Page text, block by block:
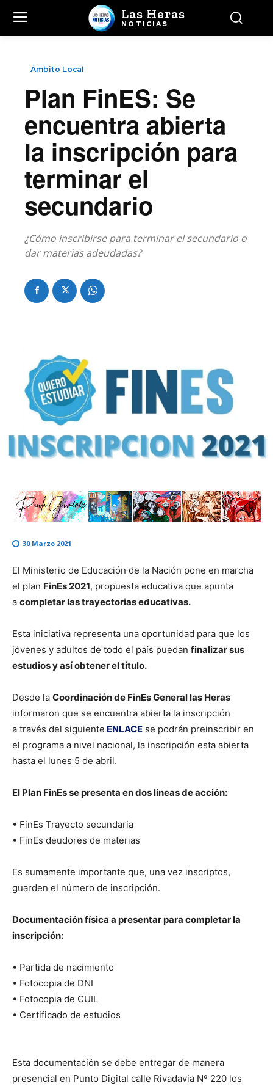
Las Heras
NOTICIAS
Ámbito Local
Plan FinES: Se
encuentra abierta
la inscripción para
terminar el
secundario
¿Cómo inscribirse para terminar el secundario o
dar materias adeudadas?
30 Marzo 2021
El Ministerio de Educación de la Nación pone en marcha
el plan FinEs 2021, propuesta educativa que apunta
a completar las trayectorias educativas.
Esta iniciativa representa una oportunidad para que los
jóvenes y adultos de todo el país puedan finalizar sus
estudios y así obtener el título.
Desde la Coordinación de FinEs General las Heras
informaron que se encuentra abierta la inscripción
a través del siguiente ENLACE se podrán preinscribir en
el programa a nivel nacional, la inscripción esta abierta
hasta el lunes 5 de abril.
El Plan FinEs se presenta en dos líneas de acción:
• FinEs Trayecto secundaria
• FinEs deudores de materias
Es sumamente importante que, una vez inscriptos,
guarden el número de inscripción.
Documentación física a presentar para completar la
inscripción:
• Partida de nacimiento
• Fotocopia de DNI
• Fotocopia de CUIL
• Certificado de estudios
Esta documentación se debe entregar de manera
presencial en Punto Digital calle Rivadavia Nº 220 los